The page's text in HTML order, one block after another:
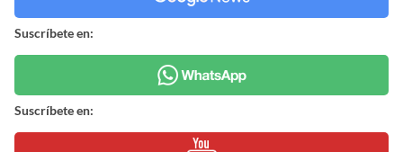
Suscríbete en:
Suscríbete en: